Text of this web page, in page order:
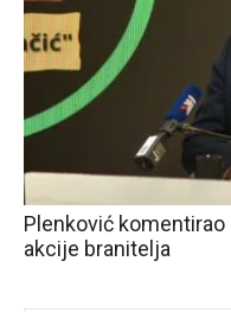
Plenković komentirao
akcije branitelja